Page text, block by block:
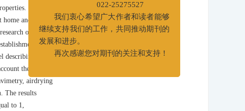
The
and abroad
on the
of
the
the micro
airdrying
The results
to 1,
新联系电话：022-65278734
022-25275527
我们衷心希望广大作者和读者能够
继续支持我们的工作，共同推动期刊的
发展和进步。